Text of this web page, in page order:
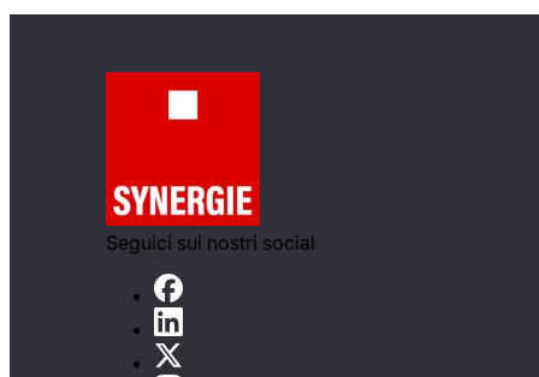
Seguici sui nostri social